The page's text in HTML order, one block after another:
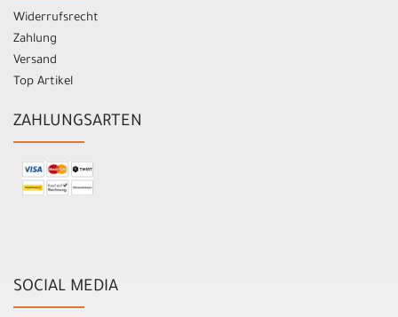
Widerrufsrecht
Zahlung
Versand
Top Artikel
ZAHLUNGSARTEN
SOCIAL MEDIA